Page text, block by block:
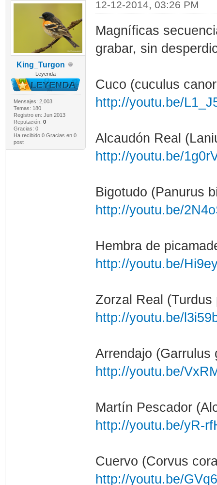
King_Turgon
Leyenda
Mensajes: 2,003
Temas: 180
Registro en: Jun 2013
Reputación: 0
Gracias: 0
Ha recibido 0 Gracias en 0
post
12-12-2014, 03:26 PM
Magníficas
grabar, sin
Cuco (cuculus
http://youtu.be/
Alcaudón Real
http://youtu.be/
Bigotudo (Panurus
http://youtu.be/
Hembra de
http://youtu.be/
Zorzal Real (Turdus
http://youtu.be/
Arrendajo (Garrulus
http://youtu.be/
Martín Pescador
http://youtu.be/yR-
Cuervo (Corvus
http://youtu.be/